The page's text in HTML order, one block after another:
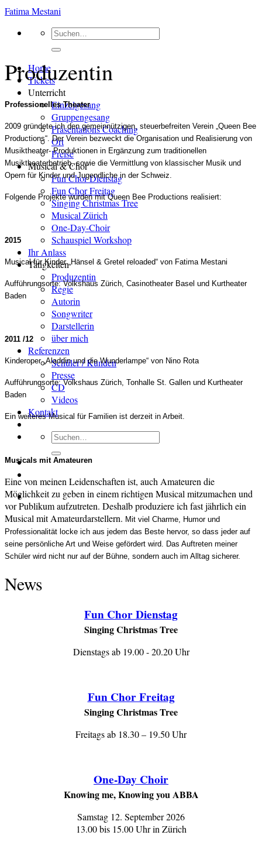
Zum
springen
Fatima Mestani
Suchen
Home
Tickets
Unterricht
Einzelgesang
Gruppengesang
Präsentations Coaching
Ort
Preise
Musical & Chor
Fun Chor Dienstag
Fun Chor Freitag
Singing Christmas Tree
Musical Zürich
One-Day-Choir
Schauspiel Workshop
Ihr Anlass
Tätigkeiten
Produzentin
Regie
Autorin
Songwriter
Darstellerin
über mich
Referenzen
Schüler / Kunden
Presse
CD
Videos
Kontakt
Suchen
Produzentin
Professionelles Theater
2009 gründete ich den gemeinnützigen, steuerbefreiten Verein „Queen Bee
Productions“. Der Verein bezweckt die Organisation und Realisierung von
Musiktheater- Produktionen in Ergänzung zum traditionellen
Musiktheaterbetrieb, sowie die Vermittlung von klassischer Musik und
Opern für Kinder und Jugendliche in der Schweiz.
Folgende Projekte wurden mit Queen Bee Productions realisiert:
2015
Musical für Kinder „Hänsel & Gretel reloaded“ von Fatima Mestani
Aufführungsorte: Volkshaus Zürich, Casinotheater Basel und Kurtheater
Baden
2011 /12
Kinderoper „Aladdin und die Wunderlampe“ von Nino Rota
Aufführungsorte: Volkshaus Zürich, Tonhalle St. Gallen und Kurtheater
Baden
Ein weiteres Musical für Familien ist derzeit in Arbeit.
Musicals mit Amateuren
Eine von meinen Leidenschaften ist, auch Amateuren die
Möglichkeit zu geben in einem richtigen Musical mitzumachen und
vor Publikum aufzutreten. Deshalb produziere ich fast jährlich ein
Musical mit Amateurdarstellern. Mit viel Charme, Humor und
Professionalität locke ich aus jedem das Beste hervor, so dass jeder auf
seine persönliche Art und Weise gefördert wird. Das Auftreten meiner
Schüler wird nicht nur auf der Bühne, sondern auch im Alltag sicherer.
News
Fun Chor Dienstag
Singing Christmas Tree
Dienstags ab 19.00 - 20.20 Uhr
Fun Chor Freitag
Singing Christmas Tree
Freitags ab 18.30 – 19.50 Uhr
One-Day Choir
Knowing me, Knowing you ABBA
Samstag 12. September 2026
13.00 bis 15.00 Uhr in Zürich